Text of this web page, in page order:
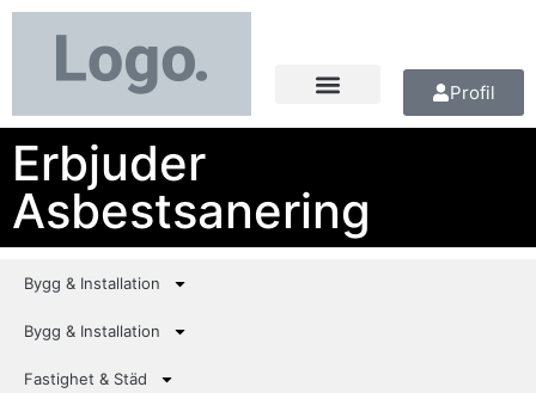
Profil
Erbjuder
Asbestsanering
Bygg & Installation
Bygg & Installation
Fastighet & Städ